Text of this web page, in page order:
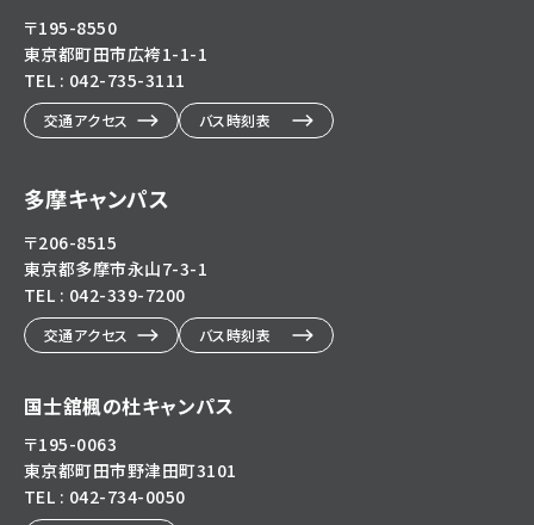
〒195-8550
東京都町田市広袴1-1-1
TEL : 042-735-3111
交通アクセス バス時刻表
多摩キャンパス
〒206-8515
東京都多摩市永山7-3-1
TEL : 042-339-7200
交通アクセス バス時刻表
国士舘楓の杜キャンパス
〒195-0063
東京都町田市野津田町3101
TEL : 042-734-0050